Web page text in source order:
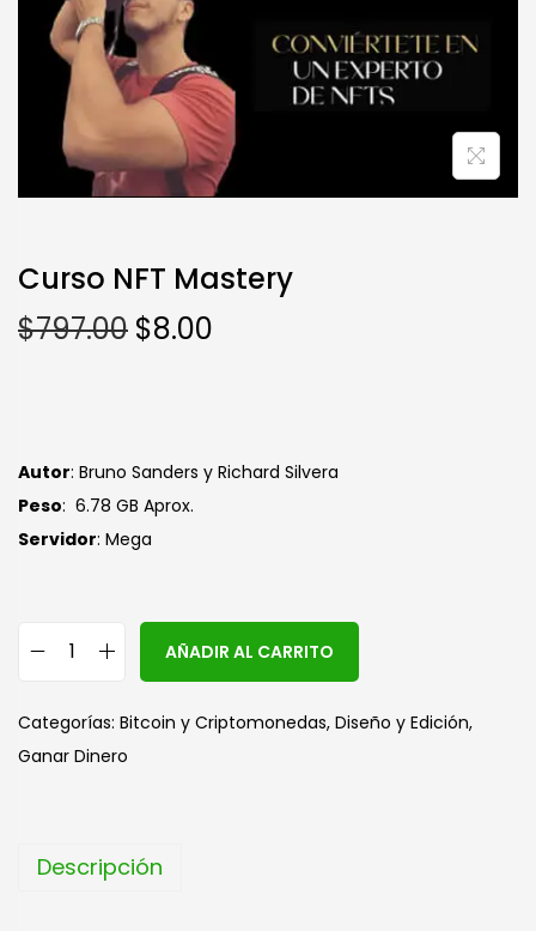
Curso NFT Mastery
$797.00 $8.00
Autor: Bruno Sanders y Richard Silvera
Peso: 6.78 GB Aprox.
Servidor: Mega
AÑADIR AL CARRITO
Categorías: Bitcoin y Criptomonedas, Diseño y Edición,
Ganar Dinero
Descripción